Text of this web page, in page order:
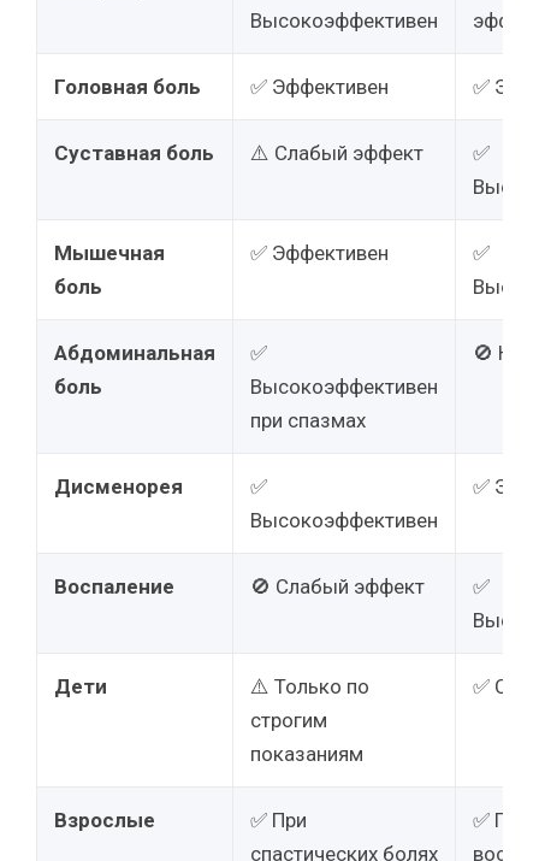
Высокоэффективен
Головная боль ✅ Эффективен ✅
Суставная боль ⚠️ Слабый эффект
✅
Мышечная
боль
✅ Эффективен
✅
Абдоминальная
боль
✅
Высокоэффективен
при спазмах
🚫 Не
Дисменорея
✅
Высокоэффективен
✅
Воспаление 🚫 Слабый эффект
✅
Дети
⚠️ Только по
строгим
показаниям
✅ С
Взрослые
✅ При
спастических болях
✅ При